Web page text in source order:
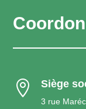
 Siège
3 rue